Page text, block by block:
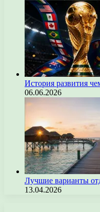
История развития
06.06.2026
Лучшие варианты
13.04.2026